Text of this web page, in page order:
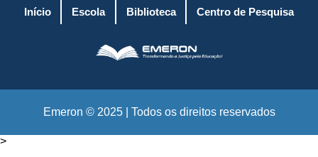
Início Escola Biblioteca Centro de Pesquisa
Emeron © 2025 | Todos os direitos reservados
>